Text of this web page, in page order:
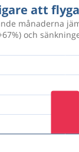
att
månaderna
och